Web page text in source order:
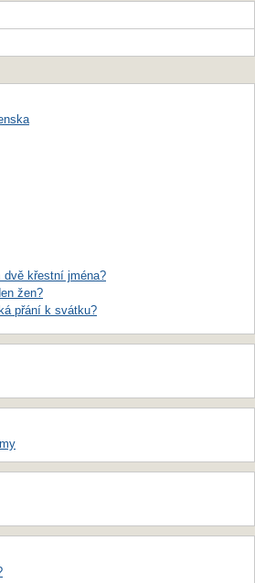
dvě křestní jména?
žen?
přání k svátku?